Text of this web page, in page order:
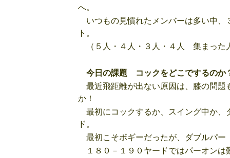
へ。
いつもの見慣れたメンバーは多い中、
ト。
（５人・４人・３人・４人 集まった
今日の課題 コックをどこでするのか
最近飛距離が出ない原因は、膝の問題
か！
最初にコックするか、スイング中か
ド。
最初こそボギーだったが、ダブルパ
１８０－１９０ヤードではパーオンは